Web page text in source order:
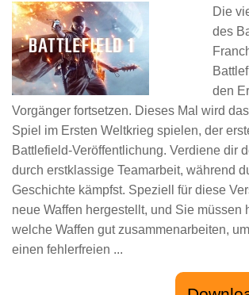
Die
des
den
Vorgänger fortsetzen. Dieses Mal wird
Spiel im Ersten Weltkrieg spielen, der
Battlefield-Veröffentlichung. Verdiene dir
durch erstklassige Teamarbeit, während
Geschichte kämpfst. Speziell für diese
neue Waffen hergestellt, und Sie müssen
welche Waffen gut zusammenarbeiten,
einen fehlerfreien ...